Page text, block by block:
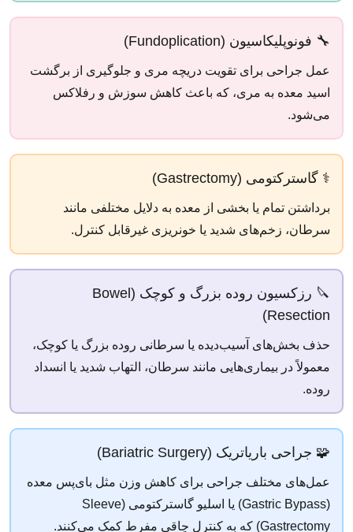
🔧 فونوپلیکاسیون (Fundoplication)
عمل جراحی برای تقویت دریچه مری و جلوگیری از برگشت
اسید معده به مری، که باعث کاهش سوزش و رفلاکس
می‌شود.
⚕️ گاسترکتومی (Gastrectomy)
برداشتن تمام یا بخشی از معده به دلایل مختلفی مانند
سرطان، زخم‌های شدید یا خونریزی غیرقابل کنترل.
🔪 رزکسیون روده بزرگ و کوچک (Bowel
Resection)
حذف بخش‌های آسیب‌دیده یا سرطانی روده بزرگ یا کوچک،
معمولاً در بیماری‌هایی مانند سرطان، التهاب شدید یا انسداد
روده.
🧩 جراحی باریاتریک (Bariatric Surgery)
عمل‌های مختلف جراحی برای کاهش وزن مثل بای‌پس معده
(Gastric Bypass) یا اسلیو گاسترکتومی (Sleeve
Gastrectomy) که به کنترل چاقی مفرط کمک می‌کنند.